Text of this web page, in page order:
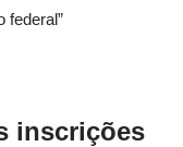
federal”
inscrições